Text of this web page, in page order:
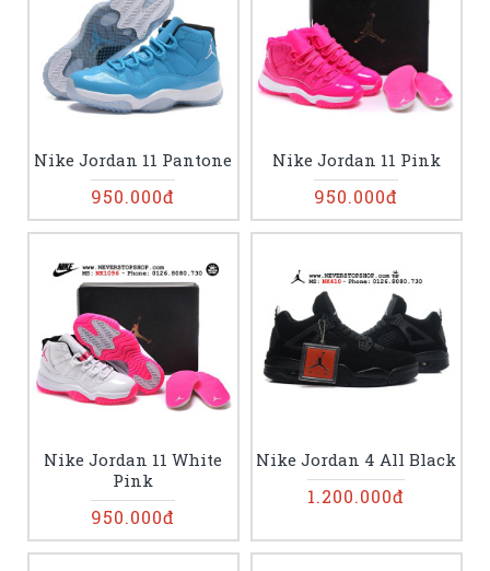
Nike Jordan 11 Pantone
950.000đ
Nike Jordan 11 Pink
950.000đ
Nike Jordan 11 White
Pink
950.000đ
Nike Jordan 4 All Black
1.200.000đ